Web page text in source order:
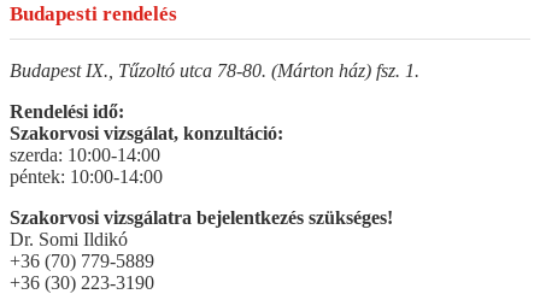
Budapesti rendelés
Budapest IX., Tűzoltó utca 78-80. (Márton ház) fsz. 1.
Rendelési idő:
Szakorvosi vizsgálat, konzultáció:
szerda: 10:00-14:00
péntek: 10:00-14:00
Szakorvosi vizsgálatra bejelentkezés szükséges!
Dr. Somi Ildikó
+36 (70) 779-5889
+36 (30) 223-3190